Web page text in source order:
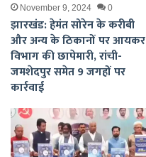
November 9, 2024 0
झारखंड: हेमंत सोरेन के करीबी
और अन्य के ठिकानों पर आयकर
विभाग की छापेमारी, रांची-
जमशेदपुर समेत 9 जगहों पर
कार्रवाई